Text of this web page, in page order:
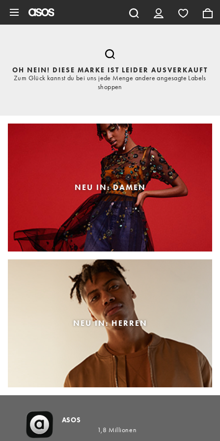
OH NEIN! DIESE MARKE IST LEIDER AUSVERKAUFT
Zum Glück kannst du bei uns jede Menge andere angesagte Labels
shoppen
NEU IN: DAMEN
NEU IN: HERREN
ASOS
1,8 Millionen